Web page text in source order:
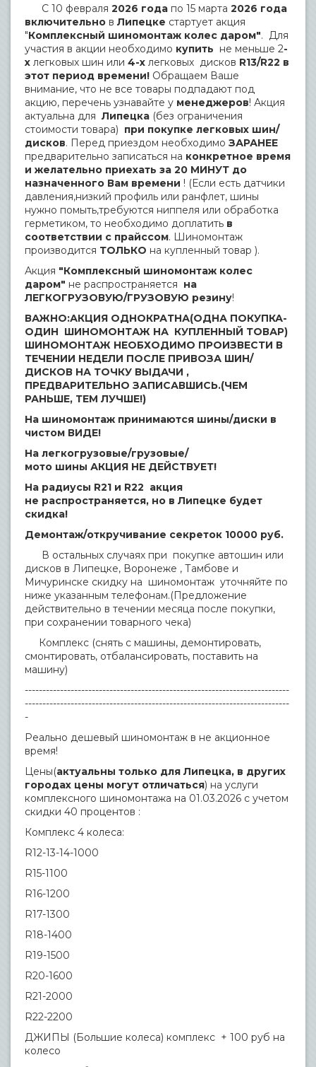
С 10 февраля 2026 года по 15 марта 2026 года
включительно в Липецке стартует акция
"Комплексный шиномонтаж колес даром". Для
участия в акции необходимо купить не меньше 2-
х легковых шин или 4-х легковых дисков R13/R22 в
этот период времени! Обращаем Ваше
внимание, что не все товары подпадают под
акцию, перечень узнавайте у менеджеров! Акция
актуальна для Липецка (без ограничения
стоимости товара) при покупке легковых шин/
дисков. Перед приездом необходимо ЗАРАНЕЕ
предварительно записаться на конкретное время
и желательно приехать за 20 МИНУТ до
назначенного Вам времени ! (Если есть датчики
давления,низкий профиль или ранфлет, шины
нужно помыть,требуются ниппеля или обработка
герметиком, то необходимо доплатить в
соответствии с прайссом. Шиномонтаж
производится ТОЛЬКО на купленный товар ).
Акция "Комплексный шиномонтаж колес
даром" не распространяется на
ЛЕГКОГРУЗОВУЮ/ГРУЗОВУЮ резину!
ВАЖНО:АКЦИЯ ОДНОКРАТНА(ОДНА ПОКУПКА-
ОДИН ШИНОМОНТАЖ НА КУПЛЕННЫЙ ТОВАР)
ШИНОМОНТАЖ НЕОБХОДИМО ПРОИЗВЕСТИ В
ТЕЧЕНИИ НЕДЕЛИ ПОСЛЕ ПРИВОЗА ШИН/
ДИСКОВ НА ТОЧКУ ВЫДАЧИ ,
ПРЕДВАРИТЕЛЬНО ЗАПИСАВШИСЬ.(ЧЕМ
РАНЬШЕ, ТЕМ ЛУЧШЕ!)
На шиномонтаж принимаются шины/диски в
чистом ВИДЕ!
На легкогрузовые/грузовые/
мото шины АКЦИЯ НЕ ДЕЙСТВУЕТ!
На радиусы R21 и R22 акция
не распространяется, но в Липецке будет
скидка!
Демонтаж/откручивание секреток 10000 руб.
В остальных случаях при покупке автошин или
дисков в Липецке, Воронеже , Тамбове и
Мичуринске скидку на шиномонтаж уточняйте по
ниже указанным телефонам.(Предложение
действительно в течении месяца после покупки,
при сохранении товарного чека)
Комплекс (снять с машины, демонтировать,
смонтировать, отбалансировать, поставить на
машину)
---------------------------------------------------------------------------
---------------------------------------------------------------------------
-
Реально дешевый шиномонтаж в не акционное
время!
Цены(актуальны только для Липецка, в других
городах цены могут отличаться) на услуги
комплексного шиномонтажа на 01.03.2026 с учетом
скидки 40 процентов :
Комплекс 4 колеса:
R12-13-14-1000
R15-1100
R16-1200
R17-1300
R18-1400
R19-1500
R20-1600
R21-2000
R22-2200
ДЖИПЫ (Большие колеса) комплекс + 100 руб на
колесо